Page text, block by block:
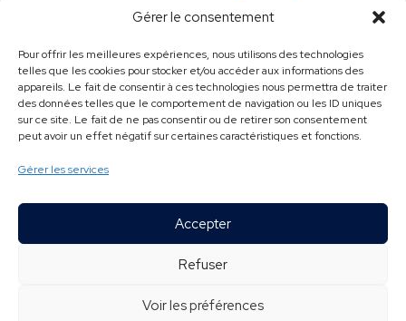
Gérer le consentement
Pour offrir les meilleures expériences, nous utilisons des technologies
telles que les cookies pour stocker et/ou accéder aux informations des
appareils. Le fait de consentir à ces technologies nous permettra de traiter
des données telles que le comportement de navigation ou les ID uniques
sur ce site. Le fait de ne pas consentir ou de retirer son consentement
peut avoir un effet négatif sur certaines caractéristiques et fonctions.
Gérer les services
Accepter
Refuser
Voir les préférences
425, 16 Rue, Saint-Georges, (Québec) G5Y 4W2
418 228-5541poste61500
Tous droits réservés © 2026
Centre de formation professionnelle Pozer
Politique de confidentialité-Accessibilité